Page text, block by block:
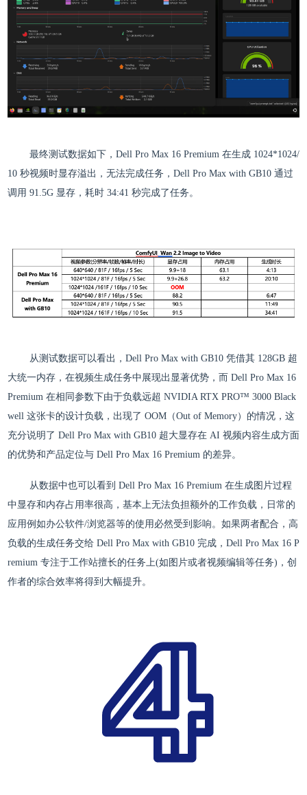
最终测试数据如下，Dell Pro Max 16 Premium 在生成 1024*1024/
10 秒视频时显存溢出，无法完成任务，Dell Pro Max with GB10 通过
调用 91.5G 显存，耗时 34:41 秒完成了任务。
从测试数据可以看出，Dell Pro Max with GB10 凭借其 128GB 超
大统一内存，在视频生成任务中展现出显著优势，而 Dell Pro Max 16
Premium 在相同参数下由于负载远超 NVIDIA RTX PRO™ 3000 Black
well 这张卡的设计负载，出现了 OOM（Out of Memory）的情况，这
充分说明了 Dell Pro Max with GB10 超大显存在 AI 视频内容生成方面
的优势和产品定位与 Dell Pro Max 16 Premium 的差异。
从数据中也可以看到 Dell Pro Max 16 Premium 在生成图片过程
中显存和内存占用率很高，基本上无法负担额外的工作负载，日常的
应用例如办公软件/浏览器等的使用必然受到影响。如果两者配合，高
负载的生成任务交给 Dell Pro Max with GB10 完成，Dell Pro Max 16 P
remium 专注于工作站擅长的任务上(如图片或者视频编辑等任务)，创
作者的综合效率将得到大幅提升。